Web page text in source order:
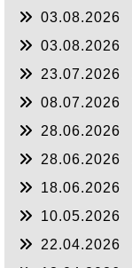
03.08.2026
03.08.2026
23.07.2026
08.07.2026
28.06.2026
28.06.2026
18.06.2026
10.05.2026
22.04.2026